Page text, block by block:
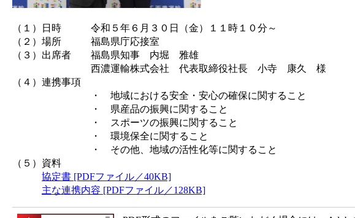
（１）日時 令和５年６月３０日（金）１１時１０分～
（２）場所 福島県庁応接室
（３）出席者 福島県知事 内堀 雅雄
西濃運輸株式会社 代表取締役社長 小寺 康久 様
（４）連携事項
・ 地域における安全・安心の確保に関すること
・ 県産品の振興に関すること
・ スポーツの振興に関すること
・ 環境保全に関すること
・ その他、地域の活性化等に関すること
（５）資料
協定書 [PDFファイル／40KB]
主な連携内容 [PDFファイル／128KB]